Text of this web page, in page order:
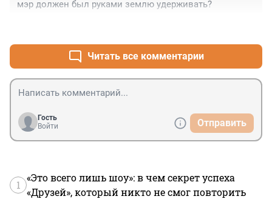
мэр должен был руками землю удерживать?
Читать все комментарии
Гость
Войти
Отправить
1
«Это всего лишь шоу»: в чем секрет успеха
«Друзей», который никто не смог повторить